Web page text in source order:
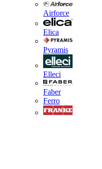
Airforce
Elica
Pyramis
Elleci
Faber
Ferro